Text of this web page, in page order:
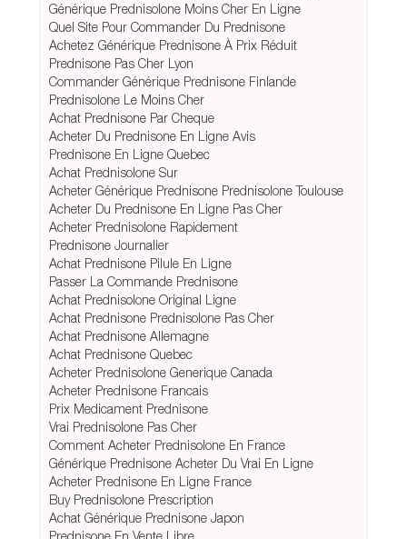
Générique Prednisolone Moins Cher En Ligne
Quel Site Pour Commander Du Prednisone
Achetez Générique Prednisone À Prix Réduit
Prednisone Pas Cher Lyon
Commander Générique Prednisone Finlande
Prednisolone Le Moins Cher
Achat Prednisone Par Cheque
Acheter Du Prednisone En Ligne Avis
Prednisone En Ligne Quebec
Achat Prednisolone Sur
Acheter Générique Prednisone Prednisolone Toulouse
Acheter Du Prednisone En Ligne Pas Cher
Acheter Prednisolone Rapidement
Prednisone Journalier
Achat Prednisone Pilule En Ligne
Passer La Commande Prednisone
Achat Prednisolone Original Ligne
Achat Prednisone Prednisolone Pas Cher
Achat Prednisone Allemagne
Achat Prednisone Quebec
Acheter Prednisolone Generique Canada
Acheter Prednisone Francais
Prix Medicament Prednisone
Vrai Prednisolone Pas Cher
Comment Acheter Prednisolone En France
Générique Prednisone Acheter Du Vrai En Ligne
Acheter Prednisone En Ligne France
Buy Prednisolone Prescription
Achat Générique Prednisone Japon